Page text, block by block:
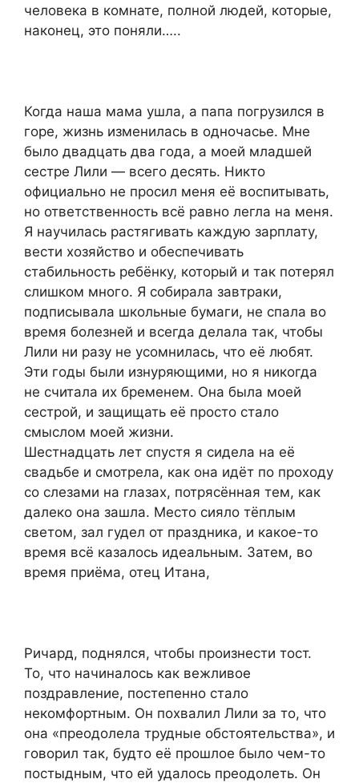
человека в комнате, полной людей, которые,
наконец, это поняли…..
Когда наша мама ушла, а папа погрузился в
горе, жизнь изменилась в одночасье. Мне
было двадцать два года, а моей младшей
сестре Лили — всего десять. Никто
официально не просил меня её воспитывать,
но ответственность всё равно легла на меня.
Я научилась растягивать каждую зарплату,
вести хозяйство и обеспечивать
стабильность ребёнку, который и так потерял
слишком много. Я собирала завтраки,
подписывала школьные бумаги, не спала во
время болезней и всегда делала так, чтобы
Лили ни разу не усомнилась, что её любят.
Эти годы были изнуряющими, но я никогда
не считала их бременем. Она была моей
сестрой, и защищать её просто стало
смыслом моей жизни.
Шестнадцать лет спустя я сидела на её
свадьбе и смотрела, как она идёт по проходу
со слезами на глазах, потрясённая тем, как
далеко она зашла. Место сияло тёплым
светом, зал гудел от праздника, и какое-то
время всё казалось идеальным. Затем, во
время приёма, отец Итана,
Ричард, поднялся, чтобы произнести тост.
То, что начиналось как вежливое
поздравление, постепенно стало
некомфортным. Он похвалил Лили за то, что
она «преодолела трудные обстоятельства», и
говорил так, будто её прошлое было чем-то
постыдным, что ей удалось преодолеть. Он